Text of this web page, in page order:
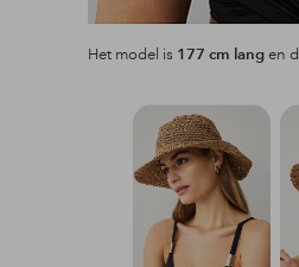
Het model is 177 cm langen